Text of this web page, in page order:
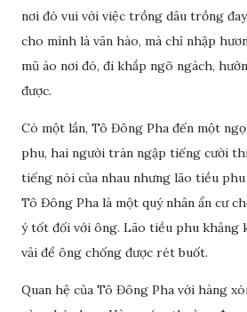
nơi đó vui với việc trồng dâu trồng
cho mình là văn hào, mà chỉ nhập
mũ áo nơi đó, đi khắp ngõ ngách,
được.
Có một lần, Tô Đông Pha đến một
phu, hai người tràn ngập tiếng cười
tiếng nói của nhau nhưng lão tiều
Tô Đông Pha là một quý nhân ẩn cư
ý tốt đối với ông. Lão tiều phu khảng
vải để ông chống được rét buốt.
Quan hệ của Tô Đông Pha với hàng